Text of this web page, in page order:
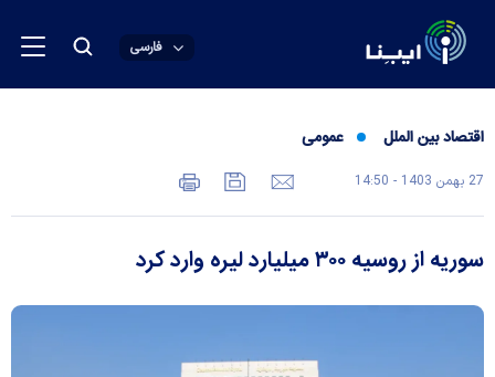
فارسی
اقتصاد بین الملل عمومی
27 بهمن 1403 - 14:50
سوریه از روسیه ۳۰۰ میلیارد لیره وارد کرد